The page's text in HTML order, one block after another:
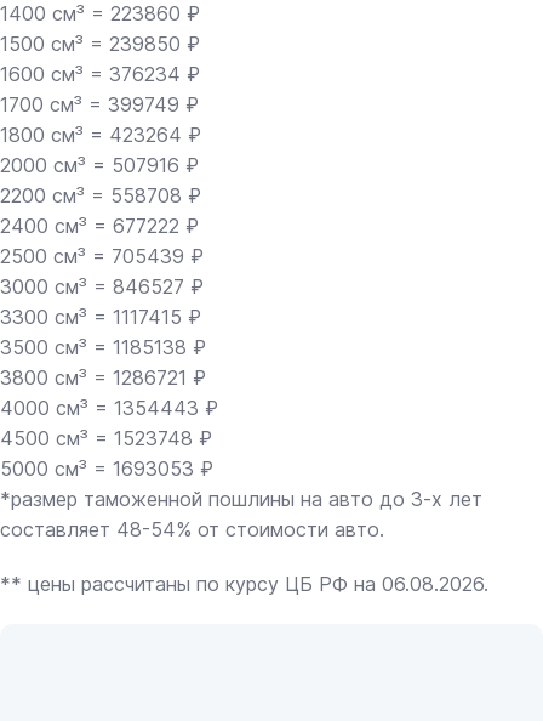
1400 см³ = 223860 ₽
1500 см³ = 239850 ₽
1600 см³ = 376234 ₽
1700 см³ = 399749 ₽
1800 см³ = 423264 ₽
2000 см³ = 507916 ₽
2200 см³ = 558708 ₽
2400 см³ = 677222 ₽
2500 см³ = 705439 ₽
3000 см³ = 846527 ₽
3300 см³ = 1117415 ₽
3500 см³ = 1185138 ₽
3800 см³ = 1286721 ₽
4000 см³ = 1354443 ₽
4500 см³ = 1523748 ₽
5000 см³ = 1693053 ₽
*размер таможенной пошлины на авто до 3-х лет
составляет 48-54% от стоимости авто.
** цены рассчитаны по курсу ЦБ РФ на 06.08.2026.